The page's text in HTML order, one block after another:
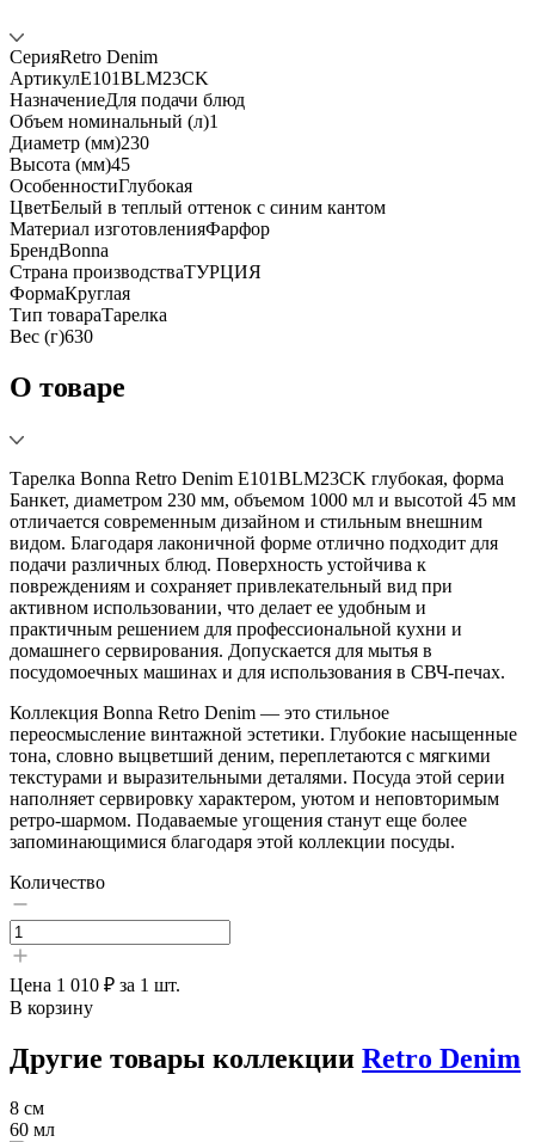
СерияRetro Denim
АртикулE101BLM23CK
НазначениеДля подачи блюд
Объем номинальный (л)1
Диаметр (мм)230
Высота (мм)45
ОсобенностиГлубокая
ЦветБелый в теплый оттенок с синим кантом
Материал изготовленияФарфор
БрендBonna
Страна производстваТУРЦИЯ
ФормаКруглая
Тип товараТарелка
Вес (г)630
О товаре
Тарелка Bonna Retro Denim E101BLM23CK глубокая, форма
Банкет, диаметром 230 мм, объемом 1000 мл и высотой 45 мм
отличается современным дизайном и стильным внешним
видом. Благодаря лаконичной форме отлично подходит для
подачи различных блюд. Поверхность устойчива к
повреждениям и сохраняет привлекательный вид при
активном использовании, что делает ее удобным и
практичным решением для профессиональной кухни и
домашнего сервирования. Допускается для мытья в
посудомоечных машинах и для использования в СВЧ-печах.
Коллекция Bonna Retro Denim — это стильное
переосмысление винтажной эстетики. Глубокие насыщенные
тона, словно выцветший деним, переплетаются с мягкими
текстурами и выразительными деталями. Посуда этой серии
наполняет сервировку характером, уютом и неповторимым
ретро-шармом. Подаваемые угощения станут еще более
запоминающимися благодаря этой коллекции посуды.
Количество
Цена 1 010 ₽ за 1 шт.
В корзину
Другие товары коллекции Retro Denim
8 см
60 мл